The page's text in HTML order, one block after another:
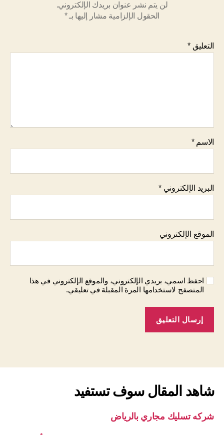
لن يتم نشر عنوان بريدك الإلكتروني.
الحقول الإلزامية مشار إليها بـ*
التعليق *
الاسم*
البريد الإلكتروني*
الموقع الإلكتروني
احفظ اسمي، بريدي الإلكتروني، والموقع الإلكتروني في هذا
المتصفح لاستخدامها المرة المقبلة في تعليقي.
شاهد المقال سوف تستفيد
شركه تسليك مجاري بالرياض